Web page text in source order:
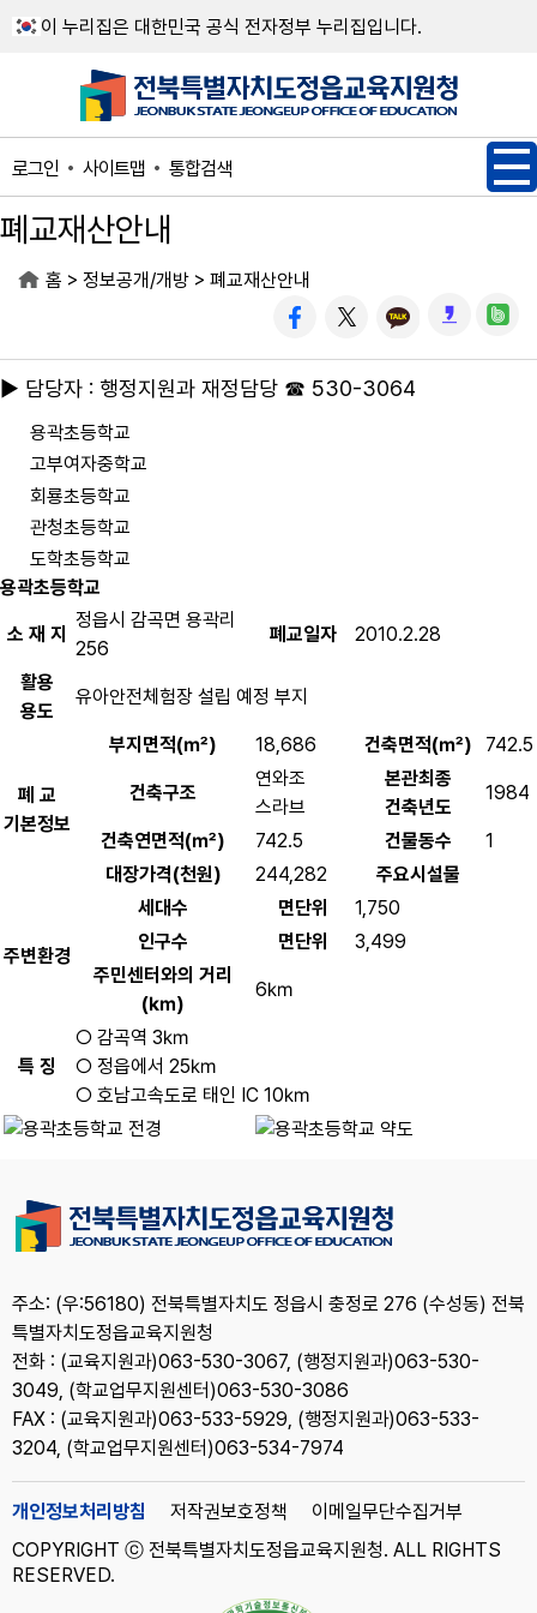
이 누리집은 대한민국 공식 전자정부 누리집입니다.
로그인 사이트맵 통합검색
폐교재산안내
홈 > 정보공개/개방 > 폐교재산안내
▶ 담당자 : 행정지원과 재정담당 ☎ 530-3064
용곽초등학교
고부여자중학교
회룡초등학교
관청초등학교
도학초등학교
용곽초등학교
소 재 지
정읍시 감곡면 용곽리
256
폐교일자 2010.2.28
활용
용도
유아안전체험장 설립 예정 부지
폐 교
기본정보
부지면적(㎡) 18,686 건축면적(㎡) 742.5
건축구조
연와조
스라브
본관최종
건축년도
1984
건축연면적(㎡) 742.5 건물동수
1
대장가격(천원)
244,282 주요시설물
주변환경
세대수 면단위
1,750
인구수
면단위
3,499
주민센터와의 거리
(㎞)
6㎞
특 징
○ 감곡역 3㎞
○ 정읍에서 25㎞
○ 호남고속도로 태인 IC 10㎞
주소: (우:56180) 전북특별자치도 정읍시 충정로 276 (수성동) 전북
특별자치도정읍교육지원청
전화 : (교육지원과)063-530-3067, (행정지원과)063-530-
3049, (학교업무지원센터)063-530-3086
FAX : (교육지원과)063-533-5929, (행정지원과)063-533-
3204, (학교업무지원센터)063-534-7974
개인정보처리방침 저작권보호정책
이메일무단수집거부
COPYRIGHT ⓒ 전북특별자치도정읍교육지원청. ALL RIGHTS
RESERVED.